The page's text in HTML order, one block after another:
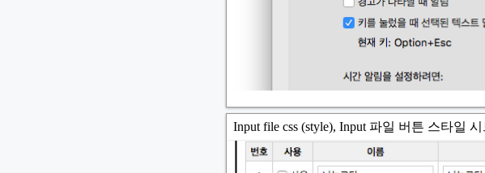
Input file css (style), Input 파일 버튼 스타일 시